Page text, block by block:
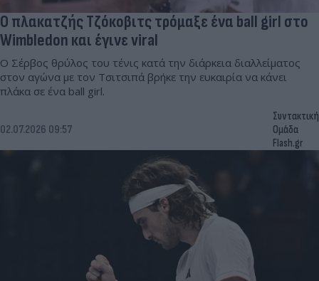
Ο πλακατζής Τζόκοβιτς τρόμαξε ένα ball girl στο
Wimbledon και έγινε viral
Ο Σέρβος θρύλος του τένις κατά την διάρκεια διαλλείματος
στον αγώνα με τον Τσιτσιπά βρήκε την ευκαιρία να κάνει
πλάκα σε ένα ball girl.
02.07.2026 09:57
Συντακτική
Ομάδα
Flash.gr